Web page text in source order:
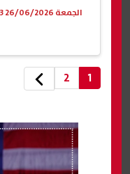
الجمعة 26/06/2026 04:13 م
1
2